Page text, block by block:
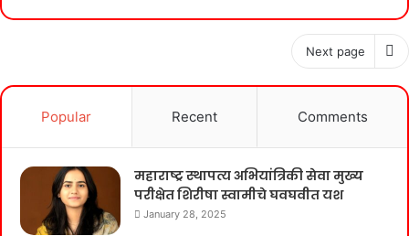
Next page
Popular Recent Comments
महाराष्ट्र स्थापत्य अभियांत्रिकी सेवा मुख्य
परीक्षेत शिरीषा स्वामीचे घवघवीत यश
January 28, 2025